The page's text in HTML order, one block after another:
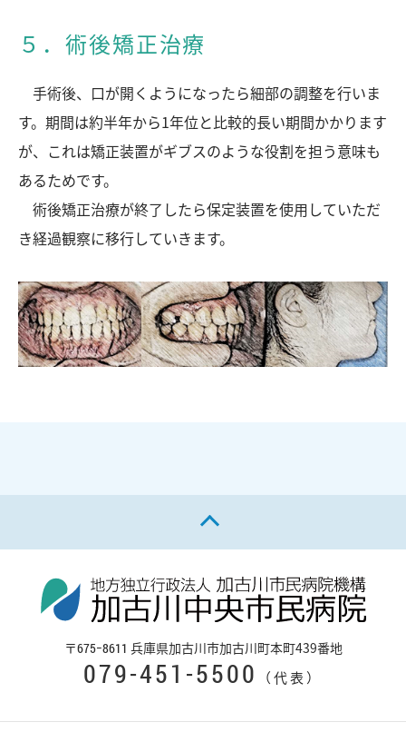
５．術後矯正治療
手術後、口が開くようになったら細部の調整を行いま
す。期間は約半年から1年位と比較的長い期間かかります
が、これは矯正装置がギブスのような役割を担う意味も
あるためです。
術後矯正治療が終了したら保定装置を使用していただ
き経過観察に移行していきます。
〒675−8611 兵庫県加古川市加古川町本町439番地
079-451-5500 （代表）